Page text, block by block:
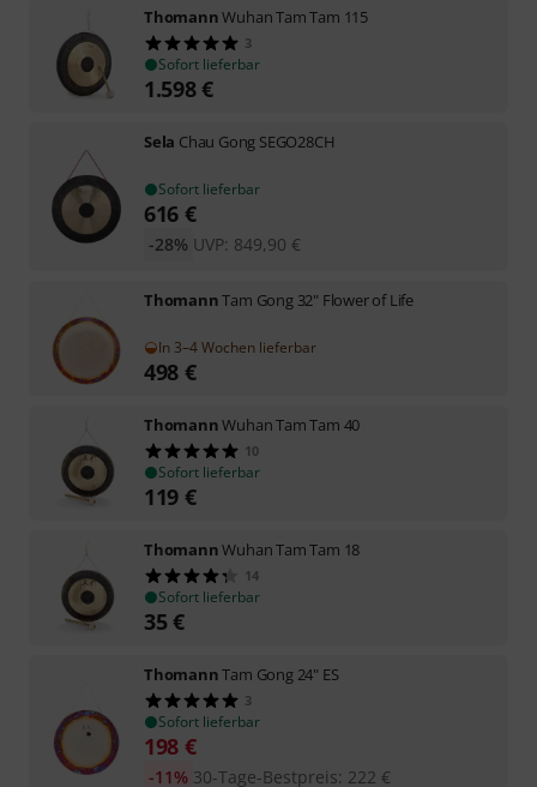
ThomannWuhan Tam Tam 115
3
Sofort lieferbar
1.598€
Sela Chau Gong SEGO28CH
Sofort lieferbar
616 €
UVP: 849,90 €
-28%
ThomannTam Gong 32" Flower of Life
In 3–4 Wochen lieferbar
498 €
ThomannWuhan Tam Tam 40
10
Sofort lieferbar
119 €
ThomannWuhan Tam Tam 18
14
Sofort lieferbar
35€
ThomannTam Gong 24" ES
3
Sofort lieferbar
198 €
30-Tage-Bestpreis: 222 €
-11%